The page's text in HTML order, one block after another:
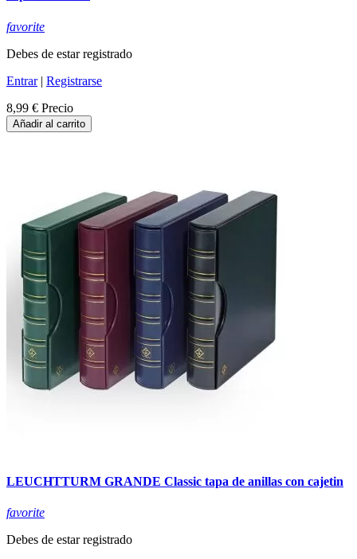
favorite
Debes de estar registrado
Entrar| Registrarse
8,99 € Precio
Añadir al carrito
LEUCHTTURM GRANDE Classic tapa de anillas con cajetin
favorite
Debes de estar registrado